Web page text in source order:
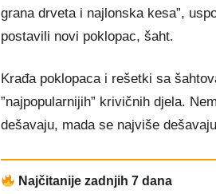
n
t
grana drveta i najlonska kesa”,
postavili novi poklopac, šaht.
Krađa poklopaca i rešetki sa
”najpopularnijih” krivičnih djela.
dešavaju, mada se najviše
Najčitanije zadnjih 7 dana